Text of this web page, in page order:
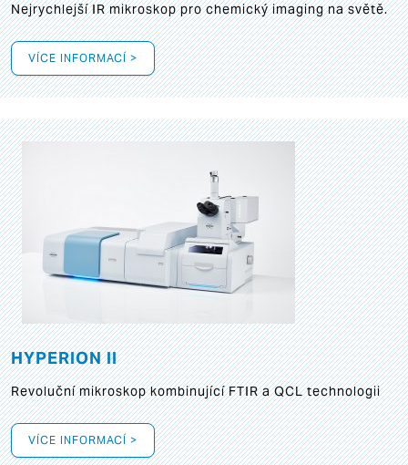
Nejrychlejší IR mikroskop pro chemický imaging na světě.
VÍCE INFORMACÍ >
HYPERION II
Revoluční mikroskop kombinující FTIR a QCL technologii
VÍCE INFORMACÍ >